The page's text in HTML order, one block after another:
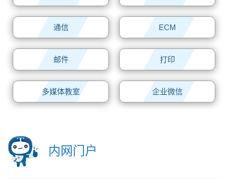
IT服务
用户指引
常见问题
下载
消息通知
联系我们
通信 ECM
邮件 打印
多媒体教室 企业微信
内网门户